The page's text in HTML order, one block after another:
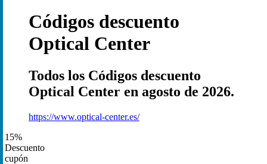
Códigos descuento
Optical Center
Todos los Códigos descuento
Optical Center en agosto de 2026.
https://www.optical-center.es/
15%
Descuento
cupón